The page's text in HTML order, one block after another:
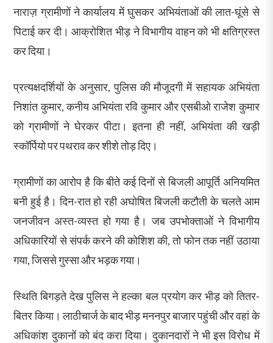
नाराज़ ग्रामीणों ने कार्यालय में घुसकर अभियंताओं की लात-घूंसे से
पिटाई कर दी। आक्रोशित भीड़ ने विभागीय वाहन को भी क्षतिग्रस्त
कर दिया।
प्रत्यक्षदर्शियों के अनुसार, पुलिस की मौजूदगी में सहायक अभियंता
निशांत कुमार, कनीय अभियंता रवि कुमार और एसबीओ राजेश कुमार
को ग्रामीणों ने घेरकर पीटा। इतना ही नहीं, अभियंता की खड़ी
स्कॉर्पियो पर पथराव कर शीशे तोड़ दिए।
ग्रामीणों का आरोप है कि बीते कई दिनों से बिजली आपूर्ति अनियमित
बनी हुई है। दिन-रात हो रही अघोषित बिजली कटौती के चलते आम
जनजीवन अस्त-व्यस्त हो गया है। जब उपभोक्ताओं ने विभागीय
अधिकारियों से संपर्क करने की कोशिश की, तो फोन तक नहीं उठाया
गया, जिससे गुस्सा और भड़क गया।
स्थिति बिगड़ते देख पुलिस ने हल्का बल प्रयोग कर भीड़ को तितर-
बितर किया। लाठीचार्ज के बाद भीड़ मननपुर बाजार पहुंची और वहां के
अधिकांश दुकानों को बंद करा दिया। दुकानदारों ने भी इस विरोध में